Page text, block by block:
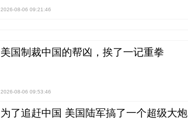
2026-08-06 09:21:46
美国制裁中国的帮凶，挨了一记重拳
2026-08-06 09:53:46
为了追赶中国 美国陆军搞了一个超级大炮